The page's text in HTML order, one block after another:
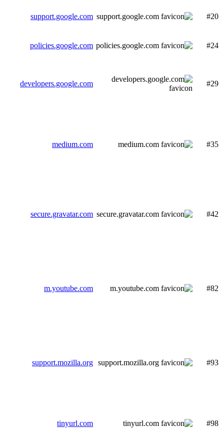
#20
support.google.com
#24
policies.google.com
#29
developers.google.com
#35
medium.com
#42
secure.gravatar.com
#82
m.youtube.com
#93
support.mozilla.org
#98
tinyurl.com